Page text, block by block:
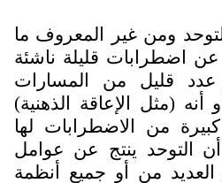
ومن غير المعروف ما
عن اضطرابات قليلة ناشئة
قليل من المسارات
أنه (مثل الإعاقة الذهنية)
من الاضطرابات لها
أن التوحد ينتج عن عوامل
العديد من أو جميع أنظمة